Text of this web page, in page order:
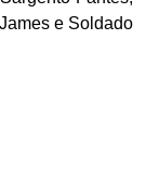
e Soldado